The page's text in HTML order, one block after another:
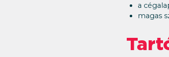
a
magas